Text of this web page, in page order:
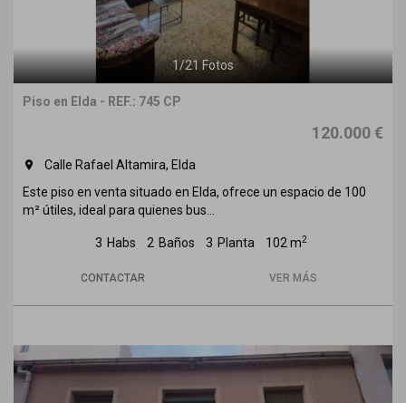
1/21Fotos
Piso en Elda - REF.: 745 CP
120.000 €
room
Calle Rafael Altamira, Elda
Este piso en venta situado en Elda, ofrece un espacio de 100
m² útiles, ideal para quienes bus...
3 Habs 2 Baños 3 Planta 102 m2
CONTACTAR VER MÁS